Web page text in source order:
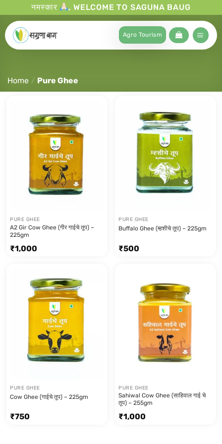
नमस्कार , WELCOME TO SAGUNA BAUG
Agro Tourism
Home / Pure Ghee
PURE GHEE
A2 Gir Cow Ghee (गीर गाईचे तूप) –
225gm
₹1,000
PURE GHEE
Buffalo Ghee (म्हशीचे तूप) – 225gm
₹500
PURE GHEE
Cow Ghee (गाईचे तूप) – 225gm
₹750
PURE GHEE
Sahiwal Cow Ghee (साहिवाल गाई चे
तूप) – 255gm
₹1,000